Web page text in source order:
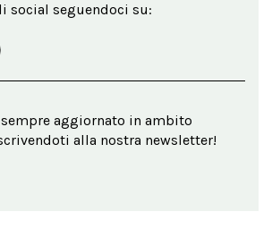
social seguendoci su:
aggiornato in ambito
alla nostra newsletter!